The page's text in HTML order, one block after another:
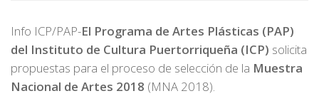
Info ICP/PAP-El Programa de Artes Plásticas (PAP)
del Instituto de Cultura Puertorriqueña (ICP) solicita
propuestas para el proceso de selección de la Muestra
Nacional de Artes 2018 (MNA 2018).